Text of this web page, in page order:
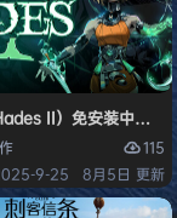
II）免安装中文版
115
9-25
8月5日 更新